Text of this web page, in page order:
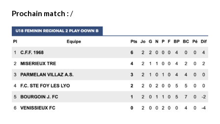
Prochain match : /